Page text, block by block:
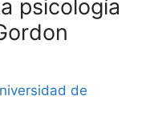
psicología
de